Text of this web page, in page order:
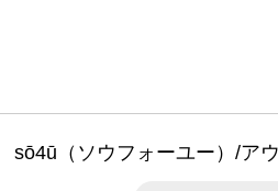
sō4ū（ソウフォーユー）/ア